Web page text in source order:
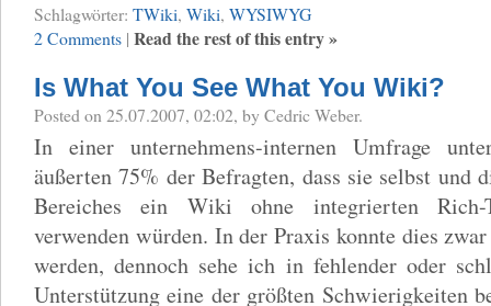
Schlagwörter: TWiki, Wiki, WYSIWYG
2 Comments | Read the rest of this entry »
Is What You See What You Wiki?
Posted on 25.07.2007, 02:02, by Cedric Weber.
In einer unternehmens-internen Umfrage
äußerten 75% der Befragten, dass sie selbst und
Bereiches ein Wiki ohne integrierten
verwenden würden. In der Praxis konnte dies
werden, dennoch sehe ich in fehlender oder
Unterstützung eine der größten Schwierigkeiten